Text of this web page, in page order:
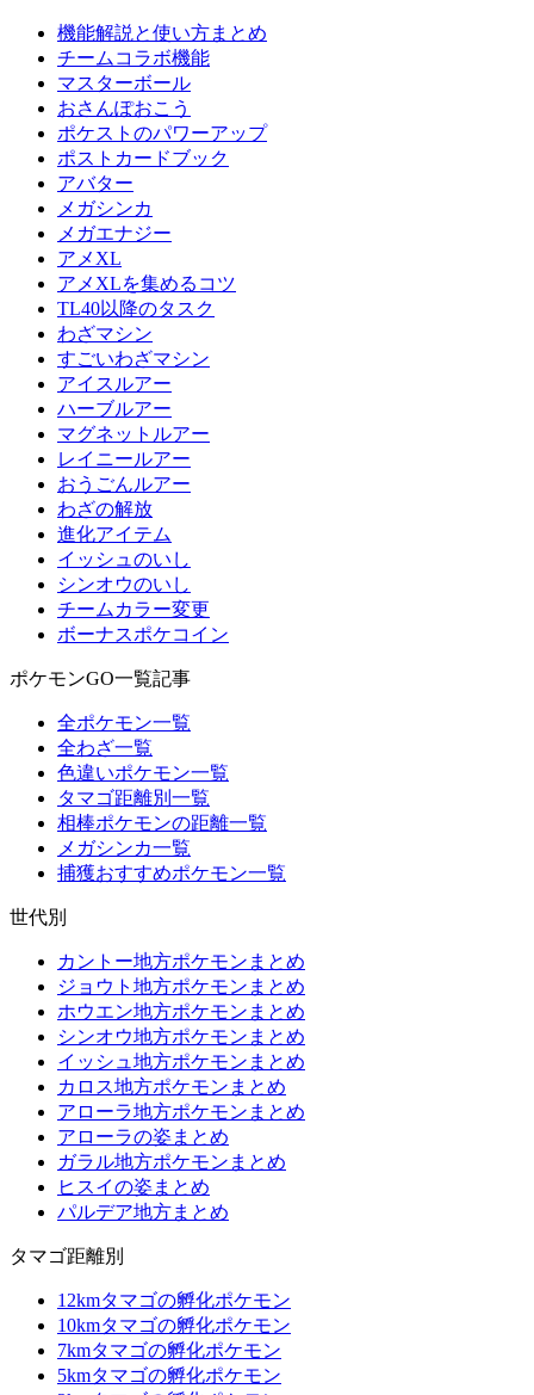
機能解説と使い方まとめ
チームコラボ機能
マスターボール
おさんぽおこう
ポケストのパワーアップ
ポストカードブック
アバター
メガシンカ
メガエナジー
アメXL
アメXLを集めるコツ
TL40以降のタスク
わざマシン
すごいわざマシン
アイスルアー
ハーブルアー
マグネットルアー
レイニールアー
おうごんルアー
わざの解放
進化アイテム
イッシュのいし
シンオウのいし
チームカラー変更
ボーナスポケコイン
ポケモンGO一覧記事
全ポケモン一覧
全わざ一覧
色違いポケモン一覧
タマゴ距離別一覧
相棒ポケモンの距離一覧
メガシンカ一覧
捕獲おすすめポケモン一覧
世代別
カントー地方ポケモンまとめ
ジョウト地方ポケモンまとめ
ホウエン地方ポケモンまとめ
シンオウ地方ポケモンまとめ
イッシュ地方ポケモンまとめ
カロス地方ポケモンまとめ
アローラ地方ポケモンまとめ
アローラの姿まとめ
ガラル地方ポケモンまとめ
ヒスイの姿まとめ
パルデア地方まとめ
タマゴ距離別
12kmタマゴの孵化ポケモン
10kmタマゴの孵化ポケモン
7kmタマゴの孵化ポケモン
5kmタマゴの孵化ポケモン